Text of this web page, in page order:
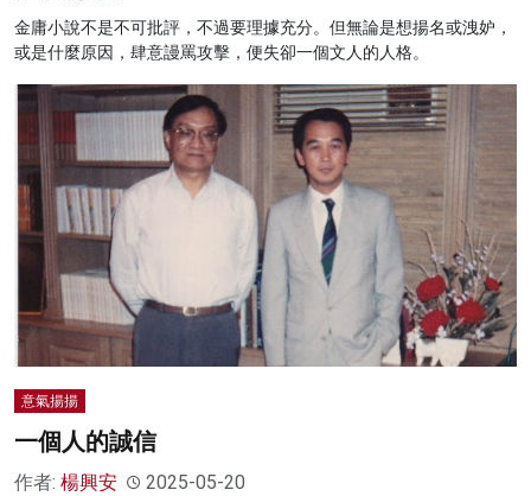
金庸小說不是不可批評，不過要理據充分。但無論是想揚名或洩妒，
或是什麼原因，肆意謾罵攻擊，便失卻一個文人的人格。
意氣揚揚
一個人的誠信
作者: 楊興安 2025-05-20